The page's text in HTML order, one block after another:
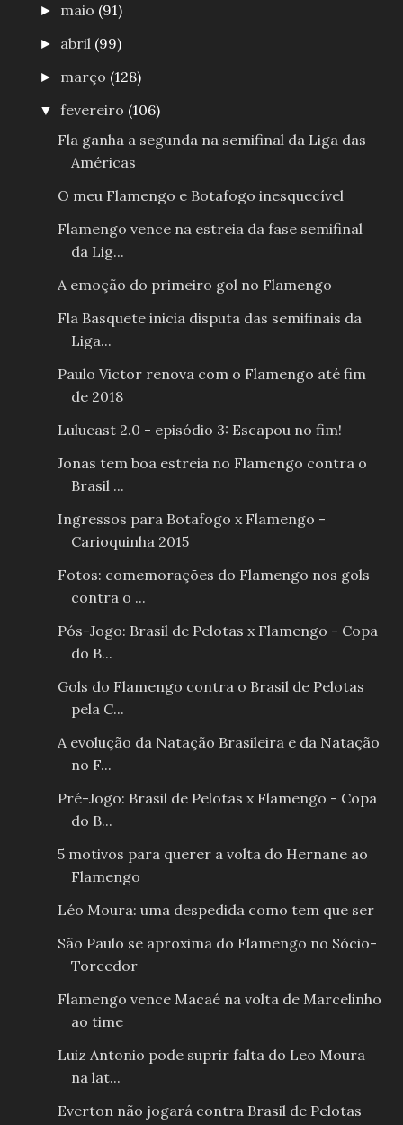
► maio (91)
► abril (99)
► março (128)
▼fevereiro (106)
Fla ganha a segunda na semifinal da Liga das
Américas
O meu Flamengo e Botafogo inesquecível
Flamengo vence na estreia da fase semifinal
da Lig...
A emoção do primeiro gol no Flamengo
Fla Basquete inicia disputa das semifinais da
Liga...
Paulo Victor renova com o Flamengo até fim
de 2018
Lulucast 2.0 - episódio 3: Escapou no fim!
Jonas tem boa estreia no Flamengo contra o
Brasil ...
Ingressos para Botafogo x Flamengo -
Carioquinha 2015
Fotos: comemorações do Flamengo nos gols
contra o ...
Pós-Jogo: Brasil de Pelotas x Flamengo - Copa
do B...
Gols do Flamengo contra o Brasil de Pelotas
pela C...
A evolução da Natação Brasileira e da Natação
no F...
Pré-Jogo: Brasil de Pelotas x Flamengo - Copa
do B...
5 motivos para querer a volta do Hernane ao
Flamengo
Léo Moura: uma despedida como tem que ser
São Paulo se aproxima do Flamengo no Sócio-
Torcedor
Flamengo vence Macaé na volta de Marcelinho
ao time
Luiz Antonio pode suprir falta do Leo Moura
na lat...
Everton não jogará contra Brasil de Pelotas